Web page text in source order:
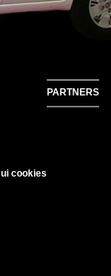
PARTNERS
cookies